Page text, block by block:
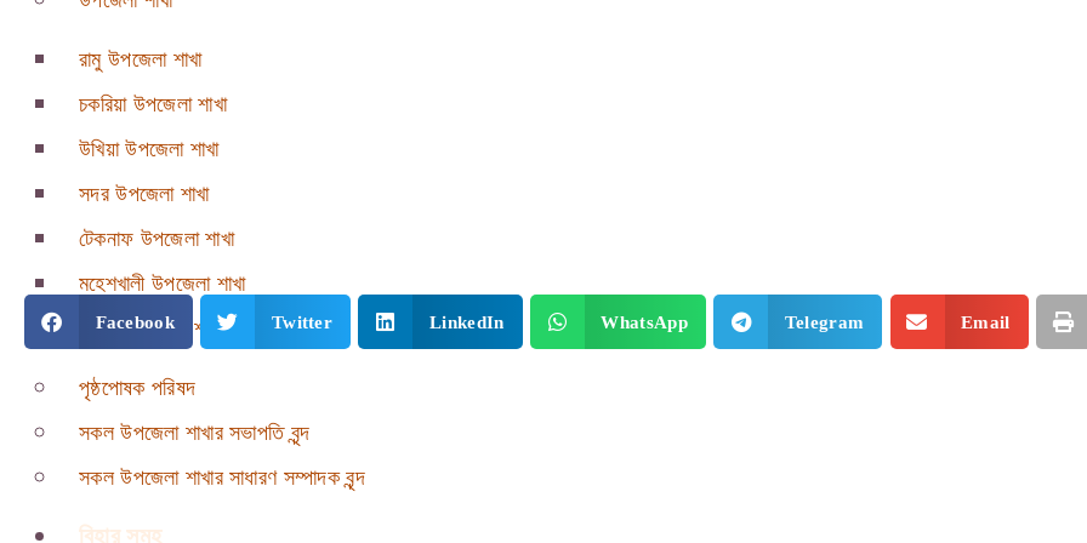
রামু উপজেলা শাখা
চকরিয়া উপজেলা শাখা
উখিয়া উপজেলা শাখা
সদর উপজেলা শাখা
টেকনাফ উপজেলা শাখা
মহেশখালী উপজেলা শাখা
পেকুয়া উপজেলা শাখা
পৃষ্ঠপোষক পরিষদ
সকল উপজেলা শাখার সভাপতি বৃন্দ
সকল উপজেলা শাখার সাধারণ সম্পাদক বৃন্দ
বিহার সমূহ
Facebook Twitter LinkedIn WhatsApp Telegram Email